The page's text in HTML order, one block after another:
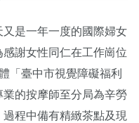
又是一年一度的國際婦女
謝女性同仁在工作崗位
「臺中市視覺障礙福利
的按摩師至分局為辛勞
程中備有精緻茶點及現